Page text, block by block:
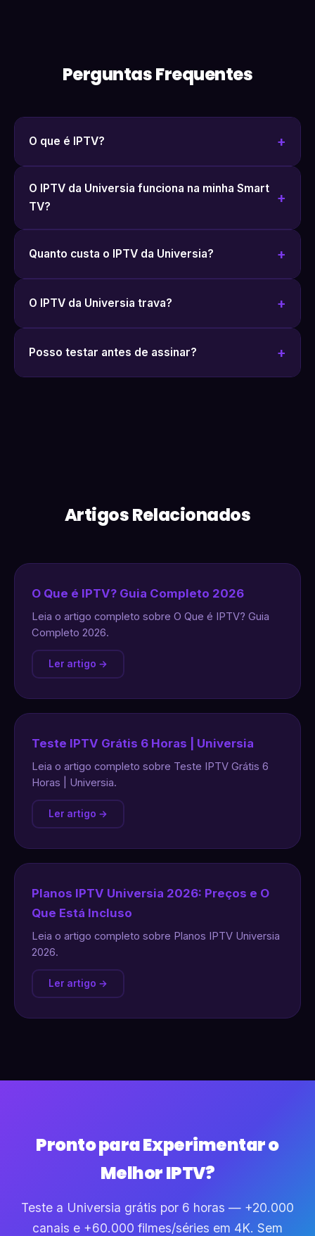
Perguntas Frequentes
O que é IPTV?
O IPTV da Universia funciona na minha Smart
TV?
Quanto custa o IPTV da Universia?
O IPTV da Universia trava?
Posso testar antes de assinar?
Artigos Relacionados
O Que é IPTV? Guia Completo 2026
Leia o artigo completo sobre O Que é IPTV? Guia
Completo 2026.
Ler artigo →
Teste IPTV Grátis 6 Horas | Universia
Leia o artigo completo sobre Teste IPTV Grátis 6
Horas | Universia.
Ler artigo →
Planos IPTV Universia 2026: Preços e O
Que Está Incluso
Leia o artigo completo sobre Planos IPTV Universia
2026.
Ler artigo →
Pronto para Experimentar o
Melhor IPTV?
Teste a Universia grátis por 6 horas — +20.000
canais e +60.000 filmes/séries em 4K. Sem